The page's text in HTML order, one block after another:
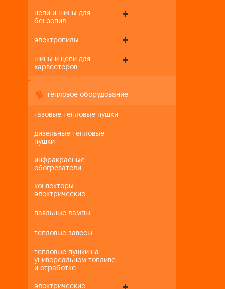
цепи и шины для
бензопил
электропилы
шины и цепи для
харвестеров
+-
тепловое оборудование
газовые тепловые пушки
дизельные тепловые
пушки
инфракрасные
обогреватели
конвекторы
электрические
паяльные лампы
тепловые завесы
тепловые пушки на
универсальном топливе
и отработке
электрические